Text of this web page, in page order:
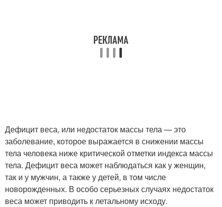
Дефицит веса, или недостаток массы тела — это
заболевание, которое выражается в снижении массы
тела человека ниже критической отметки индекса массы
тела. Дефицит веса может наблюдаться как у женщин,
так и у мужчин, а также у детей, в том числе
новорожденных. В особо серьезных случаях недостаток
веса может приводить к летальному исходу.